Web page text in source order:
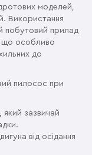
моделей,
Використання
побутовий прилад
що особливо
до
пилосос при
який зазвичай
від осідання